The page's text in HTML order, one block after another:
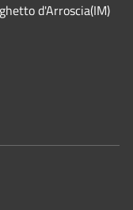
d'Arroscia(IM)